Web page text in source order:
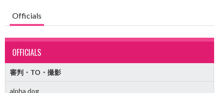
Officials
OFFICIALS
審判・TO・撮影
alpha dog